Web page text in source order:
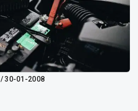
/ 30-01-2008